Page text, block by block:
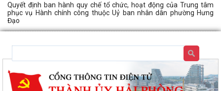
Quyết định ban hành quy chế tổ chức, hoạt động của Trung tâm
phục vụ Hành chính công thuộc Uỷ ban nhân dân phường Hưng
Đạo